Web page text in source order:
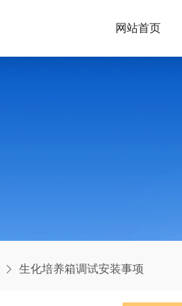
网站首页
生化培养箱调试安装事项